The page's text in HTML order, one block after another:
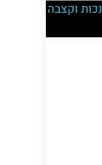
אישור זכאות לקבלת 75% נכות וקצבה